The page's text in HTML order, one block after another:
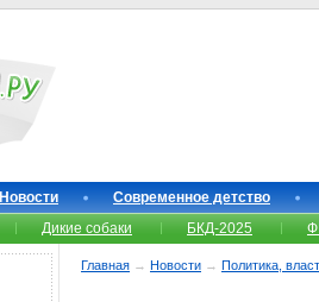
Новости
Современное детство
Дикие собаки БКД-2025
Главная → Новости → Политика,